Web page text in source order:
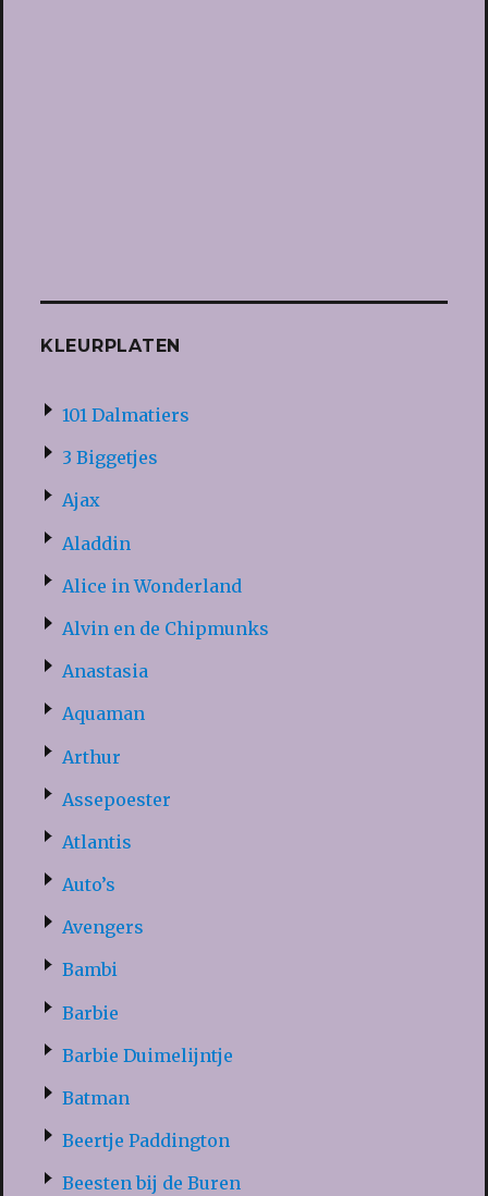
KLEURPLATEN
101 Dalmatiers
3 Biggetjes
Ajax
Aladdin
Alice in Wonderland
Alvin en de Chipmunks
Anastasia
Aquaman
Arthur
Assepoester
Atlantis
Auto’s
Avengers
Bambi
Barbie
Barbie Duimelijntje
Batman
Beertje Paddington
Beesten bij de Buren